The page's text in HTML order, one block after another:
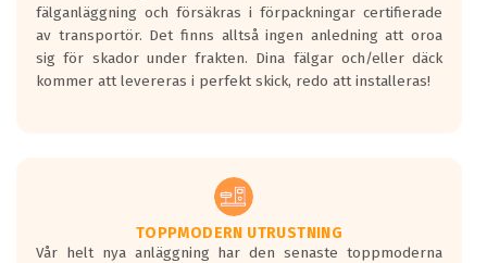
fälganläggning och försäkras i förpackningar certifierade
av transportör. Det finns alltså ingen anledning att oroa
sig för skador under frakten. Dina fälgar och/eller däck
kommer att levereras i perfekt skick, redo att installeras!
TOPPMODERN UTRUSTNING
Vår helt nya anläggning har den senaste toppmoderna